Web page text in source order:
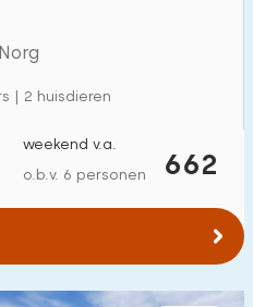
| 2 huisdieren
662
weekend v.a.
o.b.v. 6 personen